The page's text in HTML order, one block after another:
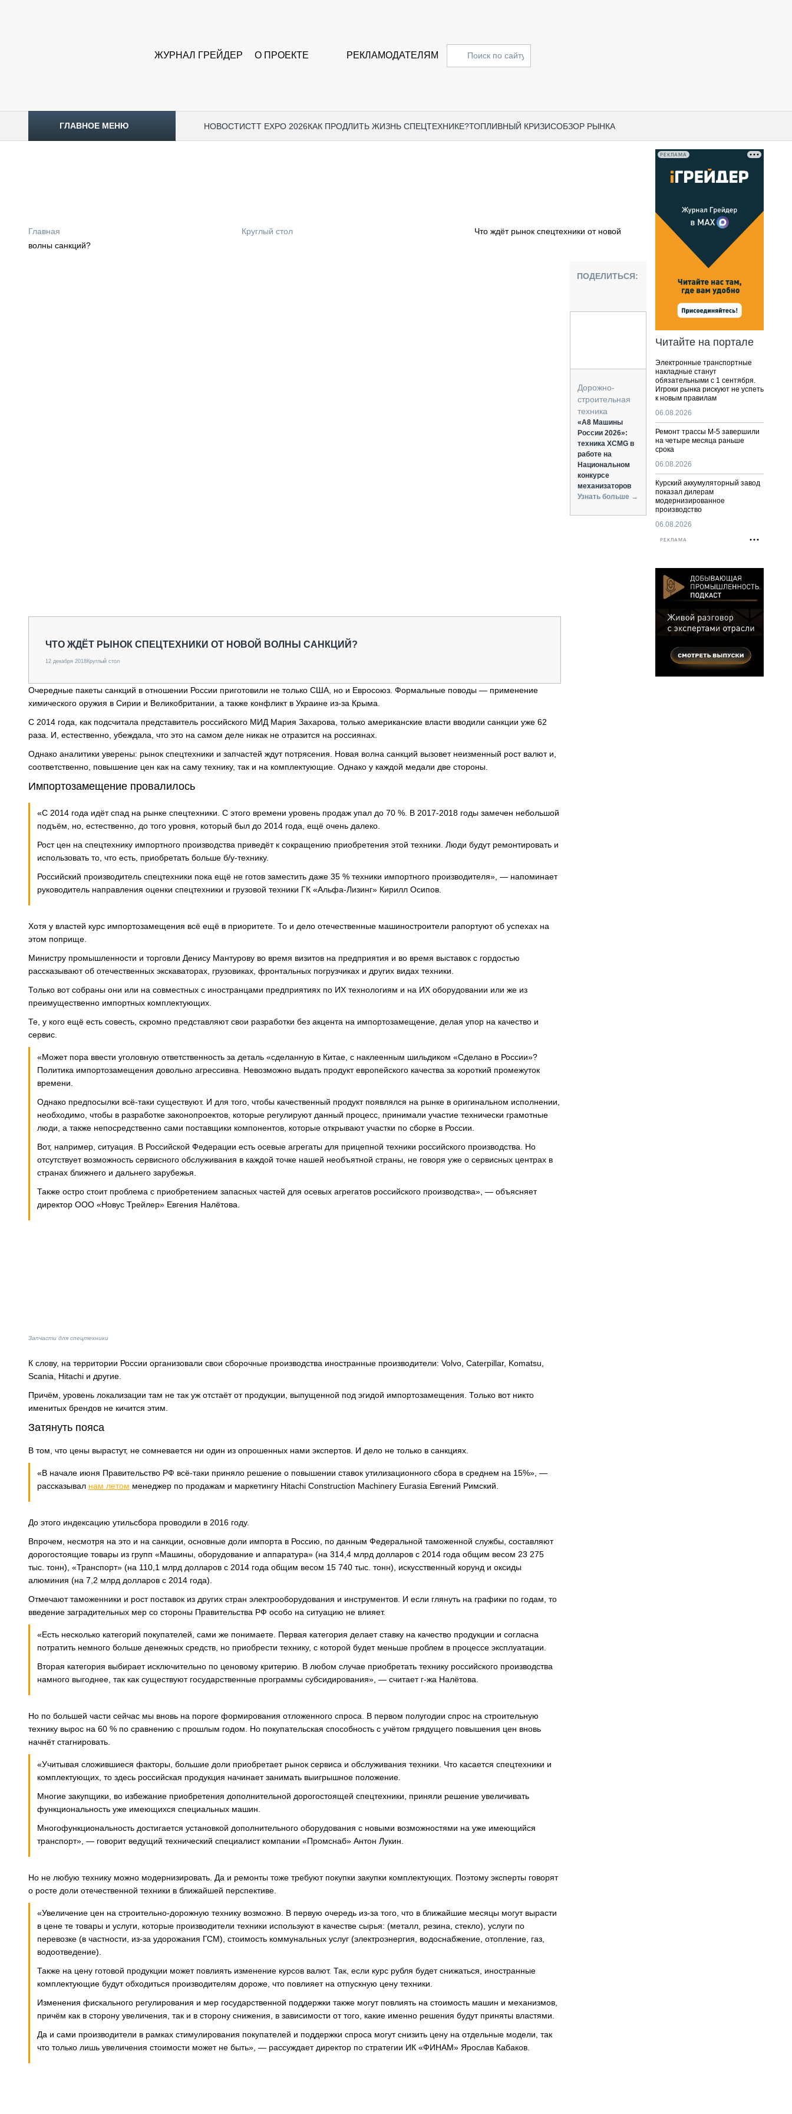
ЖУРНАЛ ГРЕЙДЕР О ПРОЕКТЕ РЕКЛАМОДАТЕЛЯМ
ГЛАВНОЕ МЕНЮ НОВОСТИCTT EXPO 2026КАК ПРОДЛИТЬ ЖИЗНЬ СПЕЦТЕХНИКЕ?ТОПЛИВНЫЙ КРИЗИСОБЗОР РЫНКА
ОБЗОР РЫНКА
КОМТРАНС 2021
ПОДЪЁМНАЯ ТЕХНИКА
ПАССАЖИРСКИЙ ТРАНСПОРТ
Главная Круглый стол
Что ждёт рынок спецтехники от новой
волны санкций?
ЧТО ЖДЁТ РЫНОК СПЕЦТЕХНИКИ ОТ НОВОЙ ВОЛНЫ САНКЦИЙ?
12 декабря 2018Круглый стол
Очередные пакеты санкций в отношении России приготовили не только США, но и Евросоюз. Формальные поводы — применение
химического оружия в Сирии и Великобритании, а также конфликт в Украине из-за Крыма.
С 2014 года, как подсчитала представитель российского МИД Мария Захарова, только американские власти вводили санкции уже 62
раза. И, естественно, убеждала, что это на самом деле никак не отразится на россиянах.
Однако аналитики уверены: рынок спецтехники и запчастей ждут потрясения. Новая волна санкций вызовет неизменный рост валют и,
соответственно, повышение цен как на саму технику, так и на комплектующие. Однако у каждой медали две стороны.
Импортозамещение провалилось
«С 2014 года идёт спад на рынке спецтехники. С этого времени уровень продаж упал до 70 %. В 2017-2018 годы замечен небольшой
подъём, но, естественно, до того уровня, который был до 2014 года, ещё очень далеко.
Рост цен на спецтехнику импортного производства приведёт к сокращению приобретения этой техники. Люди будут ремонтировать и
использовать то, что есть, приобретать больше б/у-технику.
Российский производитель спецтехники пока ещё не готов заместить даже 35 % техники импортного производителя», — напоминает
руководитель направления оценки спецтехники и грузовой техники ГК «Альфа-Лизинг» Кирилл Осипов.
Хотя у властей курс импортозамещения всё ещё в приоритете. То и дело отечественные машиностроители рапортуют об успехах на
этом поприще.
Министру промышленности и торговли Денису Мантурову во время визитов на предприятия и во время выставок с гордостью
рассказывают об отечественных экскаваторах, грузовиках, фронтальных погрузчиках и других видах техники.
Только вот собраны они или на совместных с иностранцами предприятиях по ИХ технологиям и на ИХ оборудовании или же из
преимущественно импортных комплектующих.
Те, у кого ещё есть совесть, скромно представляют свои разработки без акцента на импортозамещение, делая упор на качество и
сервис.
«Может пора ввести уголовную ответственность за деталь «сделанную в Китае, с наклеенным шильдиком «Сделано в России»?
Политика импортозамещения довольно агрессивна. Невозможно выдать продукт европейского качества за короткий промежуток
времени.
Однако предпосылки всё-таки существуют. И для того, чтобы качественный продукт появлялся на рынке в оригинальном исполнении,
необходимо, чтобы в разработке законопроектов, которые регулируют данный процесс, принимали участие технически грамотные
люди, а также непосредственно сами поставщики компонентов, которые открывают участки по сборке в России.
Вот, например, ситуация. В Российской Федерации есть осевые агрегаты для прицепной техники российского производства. Но
отсутствует возможность сервисного обслуживания в каждой точке нашей необъятной страны, не говоря уже о сервисных центрах в
странах ближнего и дальнего зарубежья.
Также остро стоит проблема с приобретением запасных частей для осевых агрегатов российского производства», — объясняет
директор ООО «Новус Трейлер» Евгения Налётова.
Запчасти для спецтехники
К слову, на территории России организовали свои сборочные производства иностранные производители: Volvo, Caterpillar, Komatsu,
Scania, Hitachi и другие.
Причём, уровень локализации там не так уж отстаёт от продукции, выпущенной под эгидой импортозамещения. Только вот никто
именитых брендов не кичится этим.
Затянуть пояса
В том, что цены вырастут, не сомневается ни один из опрошенных нами экспертов. И дело не только в санкциях.
«В начале июня Правительство РФ всё-таки приняло решение о повышении ставок утилизационного сбора в среднем на 15%», —
рассказывал нам летом менеджер по продажам и маркетингу Hitachi Construction Machinery Eurasia Евгений Римский.
До этого индексацию утильсбора проводили в 2016 году.
Впрочем, несмотря на это и на санкции, основные доли импорта в Россию, по данным Федеральной таможенной службы, составляют
дорогостоящие товары из групп «Машины, оборудование и аппаратура» (на 314,4 млрд долларов с 2014 года общим весом 23 275
тыс. тонн), «Транспорт» (на 110,1 млрд долларов с 2014 года общим весом 15 740 тыс. тонн), искусственный корунд и оксиды
алюминия (на 7,2 млрд долларов с 2014 года).
Отмечают таможенники и рост поставок из других стран электрооборудования и инструментов. И если глянуть на графики по годам, то
введение заградительных мер со стороны Правительства РФ особо на ситуацию не влияет.
«Есть несколько категорий покупателей, сами же понимаете. Первая категория делает ставку на качество продукции и согласна
потратить немного больше денежных средств, но приобрести технику, с которой будет меньше проблем в процессе эксплуатации.
Вторая категория выбирает исключительно по ценовому критерию. В любом случае приобретать технику российского производства
намного выгоднее, так как существуют государственные программы субсидирования», — считает г-жа Налётова.
Но по большей части сейчас мы вновь на пороге формирования отложенного спроса. В первом полугодии спрос на строительную
технику вырос на 60 % по сравнению с прошлым годом. Но покупательская способность с учётом грядущего повышения цен вновь
начнёт стагнировать.
«Учитывая сложившиеся факторы, большие доли приобретает рынок сервиса и обслуживания техники. Что касается спецтехники и
комплектующих, то здесь российская продукция начинает занимать выигрышное положение.
Многие закупщики, во избежание приобретения дополнительной дорогостоящей спецтехники, приняли решение увеличивать
функциональность уже имеющихся специальных машин.
Многофункциональность достигается установкой дополнительного оборудования с новыми возможностями на уже имеющийся
транспорт», — говорит ведущий технический специалист компании «Промснаб» Антон Лукин.
Но не любую технику можно модернизировать. Да и ремонты тоже требуют покупки закупки комплектующих. Поэтому эксперты говорят
о росте доли отечественной техники в ближайшей перспективе.
«Увеличение цен на строительно-дорожную технику возможно. В первую очередь из-за того, что в ближайшие месяцы могут вырасти
в цене те товары и услуги, которые производители техники используют в качестве сырья: (металл, резина, стекло), услуги по
перевозке (в частности, из-за удорожания ГСМ), стоимость коммунальных услуг (электроэнергия, водоснабжение, отопление, газ,
водоотведение).
Также на цену готовой продукции может повлиять изменение курсов валют. Так, если курс рубля будет снижаться, иностранные
комплектующие будут обходиться производителям дороже, что повлияет на отпускную цену техники.
Изменения фискального регулирования и мер государственной поддержки также могут повлиять на стоимость машин и механизмов,
причём как в сторону увеличения, так и в сторону снижения, в зависимости от того, какие именно решения будут приняты властями.
Да и сами производители в рамках стимулирования покупателей и поддержки спроса могут снизить цену на отдельные модели, так
что только лишь увеличения стоимости может не быть», — рассуждает директор по стратегии ИК «ФИНАМ» Ярослав Кабаков.
ПОДЕЛИТЬСЯ:
Дорожно-
строительная
техника
«А8 Машины
России 2026»:
техника XCMG в
работе на
Национальном
конкурсе
механизаторов
Узнать больше →
РЕКЛАМА
Читайте на портале
Электронные транспортные
накладные станут
обязательными с 1 сентября.
Игроки рынка рискуют не успеть
к новым правилам
06.08.2026
Ремонт трассы М-5 завершили
на четыре месяца раньше
срока
06.08.2026
Курский аккумуляторный завод
показал дилерам
модернизированное
производство
06.08.2026
РЕКЛАМА